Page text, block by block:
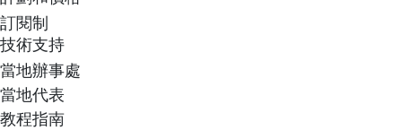
訂閱制
技術支持
當地辦事處
當地代表
教程指南